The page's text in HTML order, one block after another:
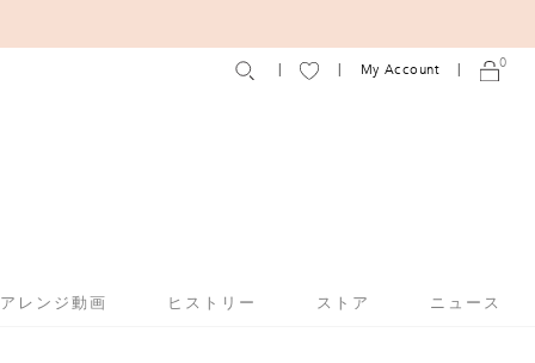
レンジ動画 ヒストリー ストア ニュース
My Account 0